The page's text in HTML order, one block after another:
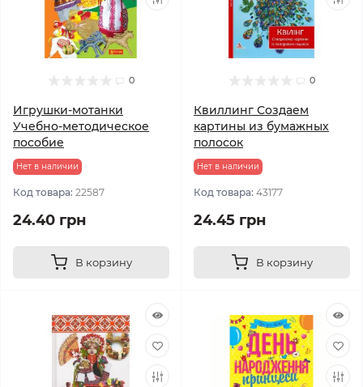
0
Игрушки-мотанки
Учебно-методическое
пособие
Нет в наличии
Код товара: 22587
24.40 грн
В корзину
0
Квиллинг Создаем
картины из бумажных
полосок
Нет в наличии
Код товара: 43177
24.45 грн
В корзину